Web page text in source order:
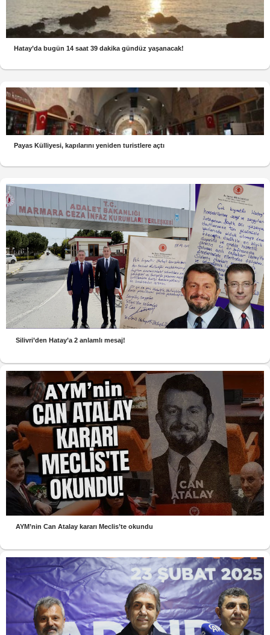
Hatay’da bugün 14 saat 39 dakika gündüz yaşanacak!
Payas Külliyesi, kapılarını yeniden turistlere açtı
Silivri’den Hatay’a 2 anlamlı mesaj!
AYM’nin Can Atalay kararı Meclis’te okundu